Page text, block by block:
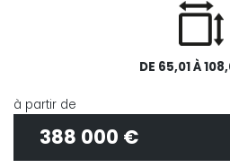
DE 65,01 À
à partir de
388 000 €